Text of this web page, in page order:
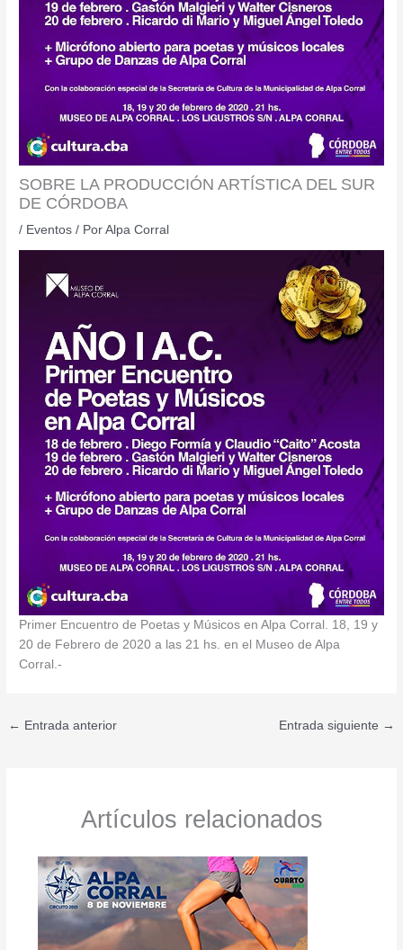
SOBRE LA PRODUCCIÓN ARTÍSTICA DEL SUR
DE CÓRDOBA
/ Eventos / PorAlpa Corral
Primer Encuentro de Poetas y Músicos en Alpa Corral. 18, 19 y
20 de Febrero de 2020 a las 21 hs. en el Museo de Alpa
Corral.-
← Entrada anterior Entrada siguiente →
Artículos relacionados